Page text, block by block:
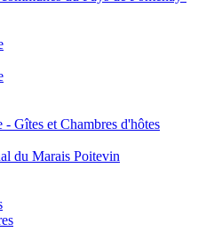
- Gîtes et Chambres d'hôtes
du Marais Poitevin